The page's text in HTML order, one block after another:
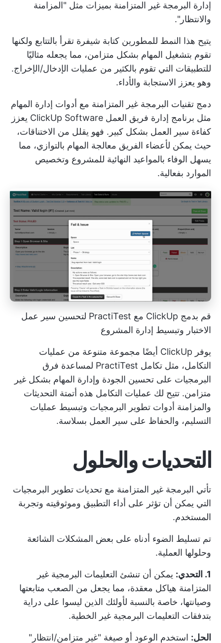
إدارة البرمجة غير المتزامنة بميزات مثل "المزامنة
والانتظار".
يتيح هذا النمط للمطورين كتابة شيفرة تقرأ بالتتابع ولكنها
تقوم بتشغيل المهام بشكل متزامن، مما يجعله مثاليًا
للتطبيقات التي تقوم بالكثير من عمليات الإدخال/الإخراج.
وهو يعزز الاستجابة والأداء.
دمج تقنيات البرمجة غير المتزامنة مع أدوات إدارة المهام
مثل برنامج إدارة فريق العمل ClickUp Software
يعزز
كفاءة سير العمل بشكل كبير. فهو يقلل من الاختناقات،
حيث يمكن لأعضاء الفريق معالجة المهام بالتوازي، مما
يسهل الوفاء بالمواعيد النهائية للمشروع وتخصيص
الموارد بفعالية.
قم بدمج ClickUp مع PractiTest لتحسين سير عمل
الاختبار وتبسيط إدارة المشروع
يوفر ClickUp أيضًا مجموعة متنوعة من عمليات
التكامل، مثل تكامل PractiTest
لمساعدة فرق
البرمجيات على تحسين الجودة وإدارة المهام بشكل غير
متزامن. تتيح لك عمليات التكامل هذه أتمتة التحديثات
والمزامنة أدوات تطوير البرمجيات وتبسيط عمليات
التسليم، والحفاظ على سير العمل بسلاسة.
التحديات والحلول
تأتي البرمجة غير المتزامنة مع تحديات تطوير البرمجيات
التي يمكن أن تؤثر على أداء التطبيق وموثوقيته وتجربة
المستخدم.
تم تسليط الضوء أدناه على بعض المشكلات الشائعة
وحلولها العملية.
1. التحدي:
يمكن أن تنشئ التعليمات البرمجية غير
المتزامنة هياكل معقدة، مما يجعل من الصعب متابعتها
وصيانتها، خاصة بالنسبة لأولئك الذين ليسوا على دراية
بتدفقات التعليمات البرمجية غير الخطية.
الحل: استخدم الوعود أو صيغة "غير متزامن/انتظار"